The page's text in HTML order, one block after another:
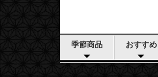
季節商品 おすすめ